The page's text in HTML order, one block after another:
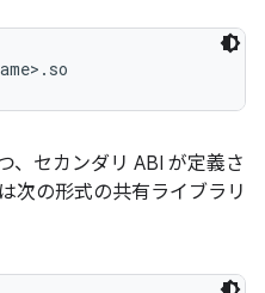
、セカンダリ ABI が定義さ
次の形式の共有ライブラリ